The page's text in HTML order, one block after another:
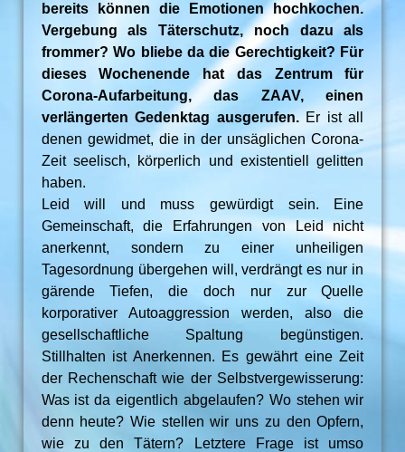
bereits können die Emotionen hochkochen.
Vergebung als Täterschutz, noch dazu als
frommer? Wo bliebe da die Gerechtigkeit? Für
dieses Wochenende hat das Zentrum für
Corona-Aufarbeitung, das ZAAV, einen
verlängerten Gedenktag ausgerufen. Er ist all
denen gewidmet, die in der unsäglichen Corona-
Zeit seelisch, körperlich und existentiell gelitten
haben.
Leid will und muss gewürdigt sein. Eine
Gemeinschaft, die Erfahrungen von Leid nicht
anerkennt, sondern zu einer unheiligen
Tagesordnung übergehen will, verdrängt es nur in
gärende Tiefen, die doch nur zur Quelle
korporativer Autoaggression werden, also die
gesellschaftliche Spaltung begünstigen.
Stillhalten ist Anerkennen. Es gewährt eine Zeit
der Rechenschaft wie der Selbstvergewisserung:
Was ist da eigentlich abgelaufen? Wo stehen wir
denn heute? Wie stellen wir uns zu den Opfern,
wie zu den Tätern? Letztere Frage ist umso